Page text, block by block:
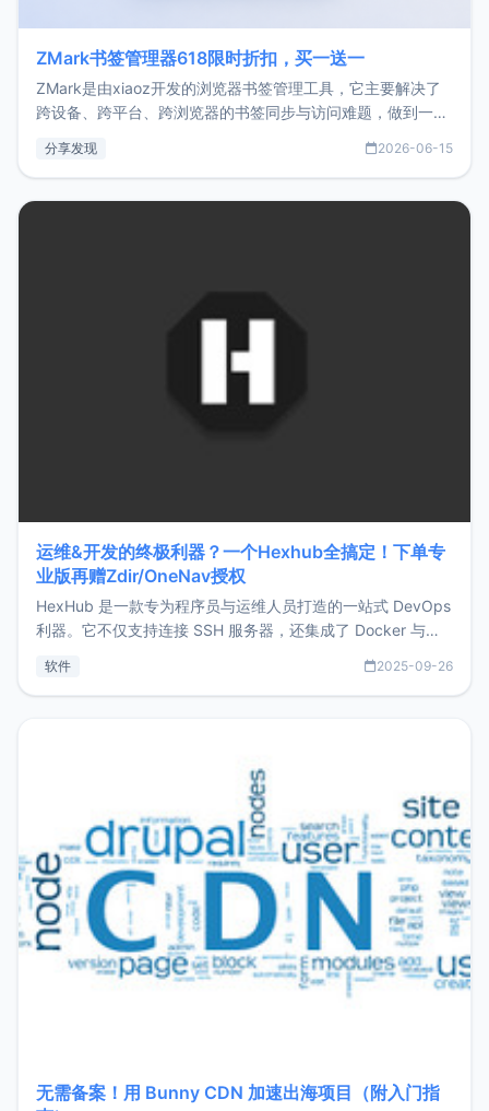
ZMark书签管理器618限时折扣，买一送一
ZMark是由xiaoz开发的浏览器书签管理工具，它主要解决了
跨设备、跨平台、跨浏览器的书签同步与访问难题，做到一处
用，让管理更高效。ZMark官网地址：
分享发现 2026-06-15
运维&开发的终极利器？一个Hexhub全搞定！下单专
业版再赠Zdir/OneNav授权
HexHub 是一款专为程序员与运维人员打造的一站式 DevOps
利器。它不仅支持连接 SSH 服务器，还集成了 Docker 与常
件间频繁切换，仅凭 HexHub 即可同时搞定运维与数据库操
软件 2025-09-26
无需备案！用 Bunny CDN 加速出海项目（附入门指